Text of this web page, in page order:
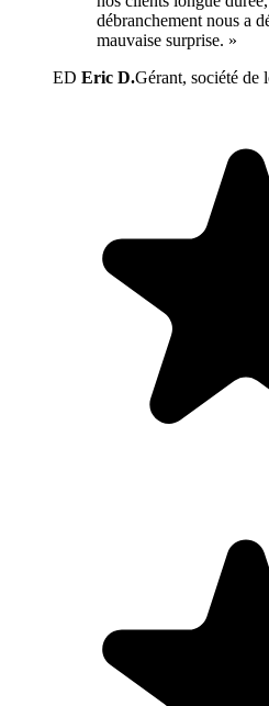
débranchement nous a
mauvaise surprise. »
ED Eric D.Gérant, société de